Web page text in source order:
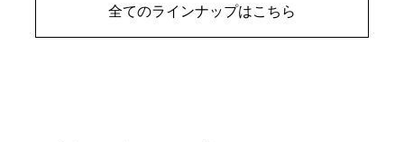
全てのラインナップはこちら